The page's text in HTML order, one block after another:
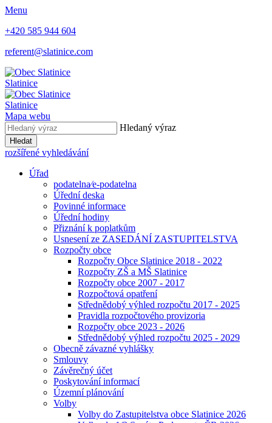
Menu
+420 585 944 604
referent@slatinice.com
Slatinice
Slatinice
Mapa webu
Hledaný výraz
Hledat
rozšířené vyhledávání
Úřad
podatelna⁄e-podatelna
Úřední deska
Povinné informace
Úřední hodiny
Přiznání k poplatkům
Usnesení ze ZASEDÁNÍ ZASTUPITELSTVA
Rozpočty obce
Rozpočty Obce Slatinice 2018 - 2022
Rozpočty ZŠ a MŠ Slatinice
Rozpočty obce 2007 - 2017
Rozpočtová opatření
Střednědobý výhled rozpočtu 2017 - 2025
Pravidla rozpočtového provizoria
Rozpočty obce 2023 - 2026
Střednědobý výhled rozpočtu 2025 - 2029
Obecně závazné vyhlášky
Smlouvy
Závěrečný účet
Poskytování informací
Územní plánování
Volby
Volby do Zastupitelstva obce Slatinice 2026